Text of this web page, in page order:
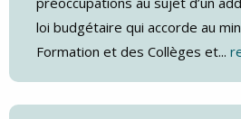
loi budgétaire qui accorde au
Formation et des Collèges et...